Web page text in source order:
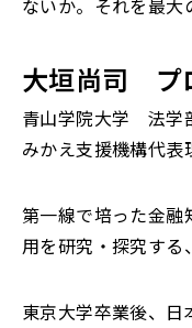
ないか。それを最大
大垣尚司 プ
青山学院大学 法学
みかえ支援機構代表
第一線で培った金融
用を研究・探究する
東京大学卒業後、